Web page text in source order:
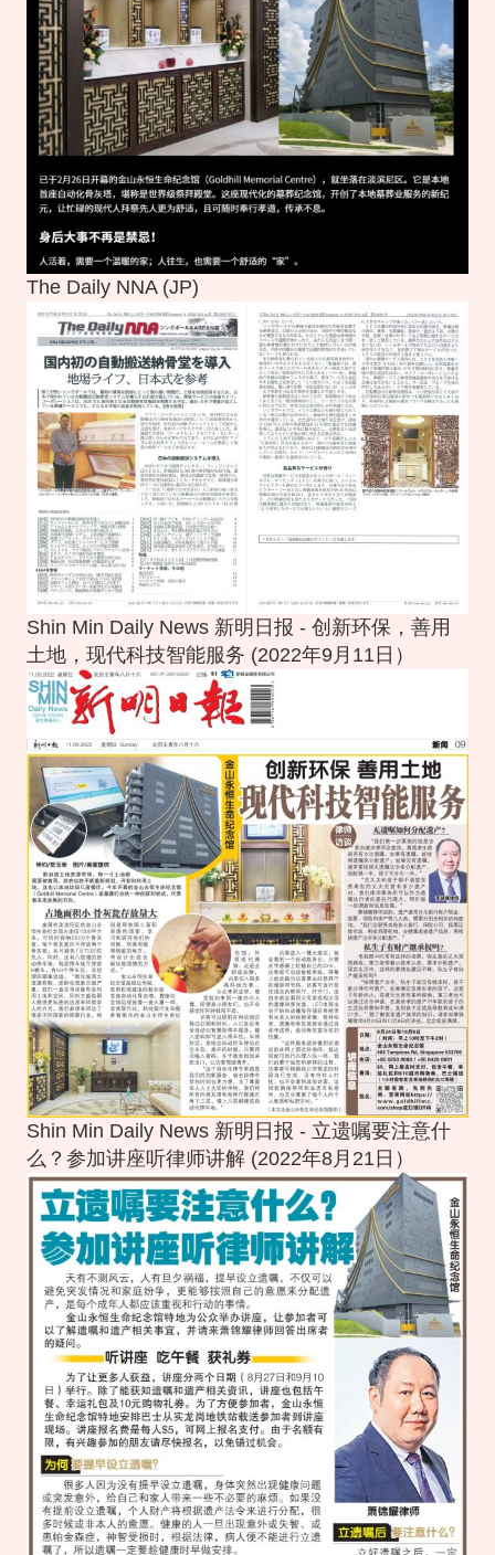
The Daily NNA (JP)
Shin Min Daily News 新明日报 - 创新环保，善用
土地，现代科技智能服务 (2022年9月11日）
Shin Min Daily News 新明日报 - 立遗嘱要注意什
么？参加讲座听律师讲解 (2022年8月21日）